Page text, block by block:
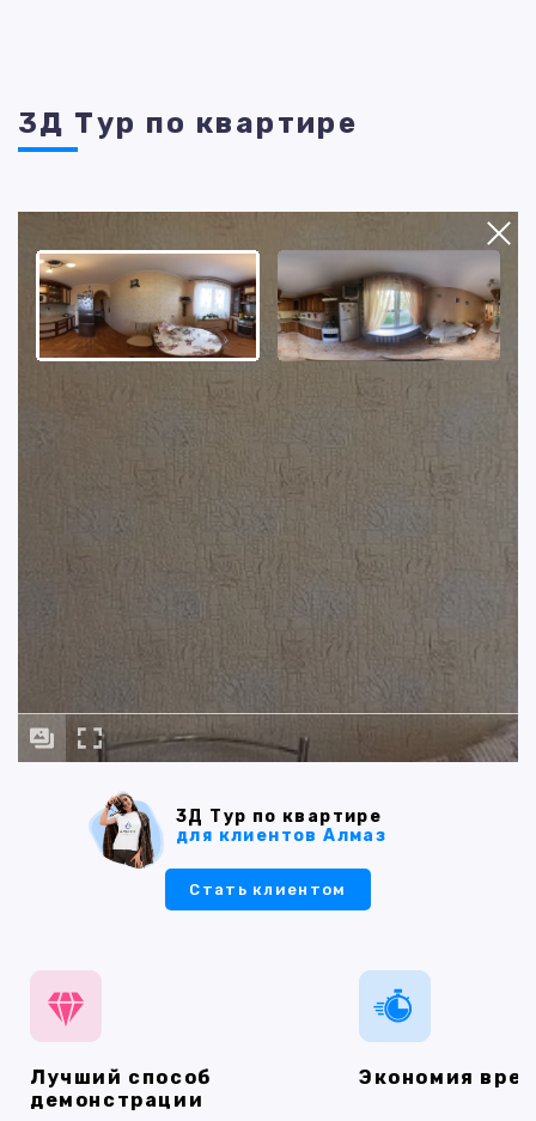
3Д Тур по квартире
3Д Тур по квартире
для клиентов Алмаз
Стать клиентом
Лучший способ
демонстрации
Экономия